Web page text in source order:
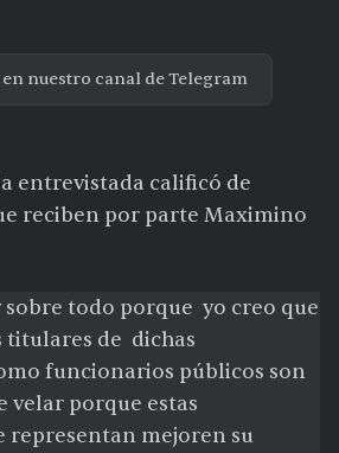
en nuestro canal de Telegram
entrevistada calificó de
reciben por parte Maximino
sobre todo porque yo creo que
titulares de dichas
funcionarios públicos son
velar porque estas
representan mejoren su